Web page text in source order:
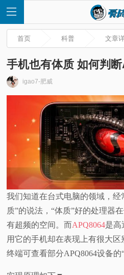
讯
评
视
首页 科普 文章
手机也有体质 如何判
igao7-肥威
我们知道在台式电脑的领域，经
质”的说法，“体质”好的处理器
有超频的空间。而APQ8064是高
用它的手机却在表现上有很大
终端可查看部分APQ8064设备的“